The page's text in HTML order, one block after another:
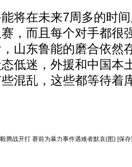
在未来7周多的时间
，而且每个对手都很
山东鲁能的磨合依然
低迷，外援和中国本
混乱，这些都等待着
腾战开打 赛前为暴力事件遇难者默哀(图) [保